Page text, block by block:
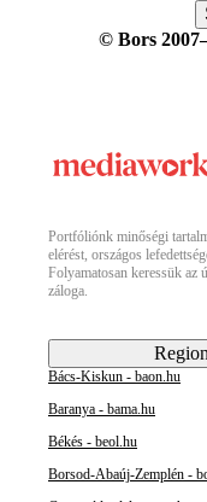
© Bors
Portfóliónk minőségi
elérést, országos
Folyamatosan keressük az
záloga.
Bács-Kiskun - baon.hu
Baranya - bama.hu
Békés - beol.hu
Borsod-Abaúj-Zemplén -